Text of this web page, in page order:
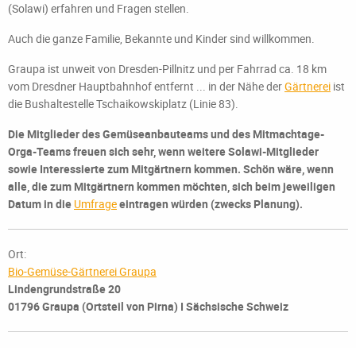
(Solawi) erfahren und Fragen stellen.
Auch die ganze Familie, Bekannte und Kinder sind willkommen.
Graupa ist unweit von Dresden-Pillnitz und per Fahrrad ca. 18 km
vom Dresdner Hauptbahnhof entfernt ... in der Nähe derGärtnerei ist
die Bushaltestelle Tschaikowskiplatz (Linie 83).
Die Mitglieder des Gemüseanbauteams und des Mitmachtage-
Orga-Teams freuen sich sehr, wenn weitere Solawi-Mitglieder
sowie Interessierte zum Mitgärtnern kommen. Schön wäre, wenn
alle, die zum Mitgärtnern kommen möchten, sich beim jeweiligen
Datum in die Umfrageeintragen würden (zwecks Planung).
Ort:
Bio-Gemüse-Gärtnerei Graupa
Lindengrundstraße 20
01796 Graupa (Ortsteil von Pirna) I Sächsische Schweiz